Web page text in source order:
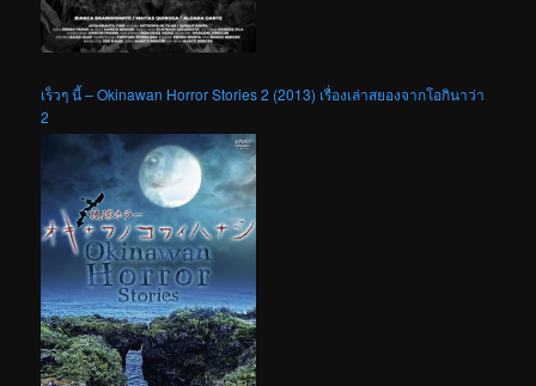
เร็วๆ นี้ – Okinawan Horror Stories 2 (2013) เรื่องเล่าสยองจากโอกินาว่า
2